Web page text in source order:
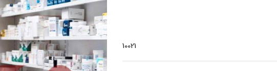
10021